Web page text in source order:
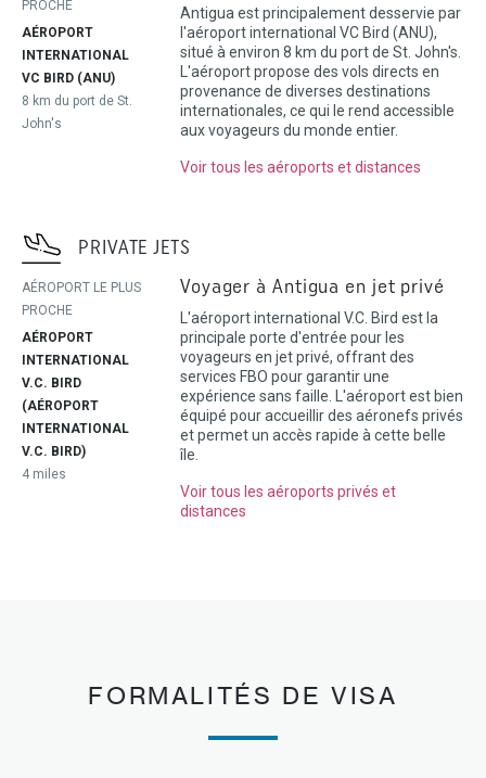
PROCHE
AÉROPORT
INTERNATIONAL
VC BIRD (ANU)
8 km du port de St.
John's
Antigua est principalement desservie par
l'aéroport international VC Bird (ANU),
situé à environ 8 km du port de St. John's.
L'aéroport propose des vols directs en
provenance de diverses destinations
internationales, ce qui le rend accessible
aux voyageurs du monde entier.
Voir tous les aéroports et distances
PRIVATE JETS
AÉROPORT LE PLUS
PROCHE
AÉROPORT
INTERNATIONAL
V.C. BIRD
(AÉROPORT
INTERNATIONAL
V.C. BIRD)
4 miles
Voyager à Antigua en jet privé
L'aéroport international V.C. Bird est la
principale porte d'entrée pour les
voyageurs en jet privé, offrant des
services FBO pour garantir une
expérience sans faille. L'aéroport est bien
équipé pour accueillir des aéronefs privés
et permet un accès rapide à cette belle
île.
Voir tous les aéroports privés et
distances
FORMALITÉS DE VISA